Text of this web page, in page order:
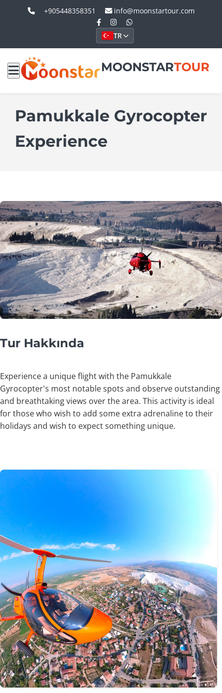
+905448358351 info@moonstartour.com
TR
MOONSTARTOUR
Pamukkale Gyrocopter
Experience
Tur Hakkında
Experience a unique flight with the Pamukkale
Gyrocopter's most notable spots and observe outstanding
and breathtaking views over the area. This activity is ideal
for those who wish to add some extra adrenaline to their
holidays and wish to expect something unique.